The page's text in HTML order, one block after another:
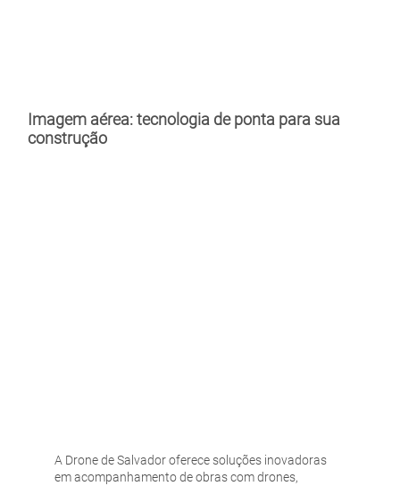
Imagem aérea: tecnologia de ponta para sua
construção
A Drone de Salvador oferece soluções inovadoras
em acompanhamento de obras com drones,